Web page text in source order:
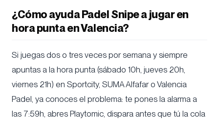
¿Cómo ayuda Padel Snipe a jugar en
hora punta en Valencia?
Si juegas dos o tres veces por semana y siempre
apuntas a la hora punta (sábado 10h, jueves 20h,
viernes 21h) en Sportcity, SUMA Alfafar o Valencia
Padel, ya conoces el problema: te pones la alarma a
las 7:59h, abres Playtomic, dispara antes que tú la cola